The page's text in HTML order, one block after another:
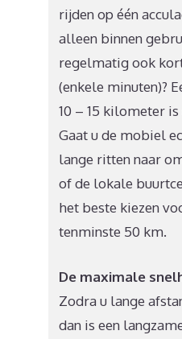
rijden op één
alleen binnen
regelmatig ook
(enkele minuten)?
10 – 15 kilometer
Gaat u de mobiel
lange ritten naar
of de lokale
het beste kiezen
tenminste 50 km.
De maximale
Zodra u lange
dan is een